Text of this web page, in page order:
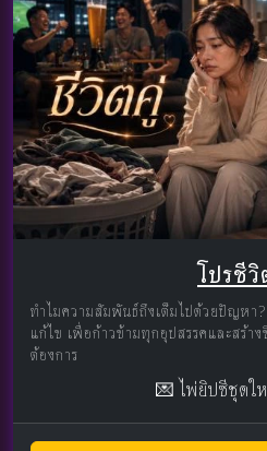
โปรชี
ทำไมความสัมพันธ์ถึงเต็มไปด้วยปัญหา
แก้ไข เพื่อก้าวข้ามทุกอุปสรรคและสร้า
ต้องการ
💌 ไพ่ยิปซีชุดใ